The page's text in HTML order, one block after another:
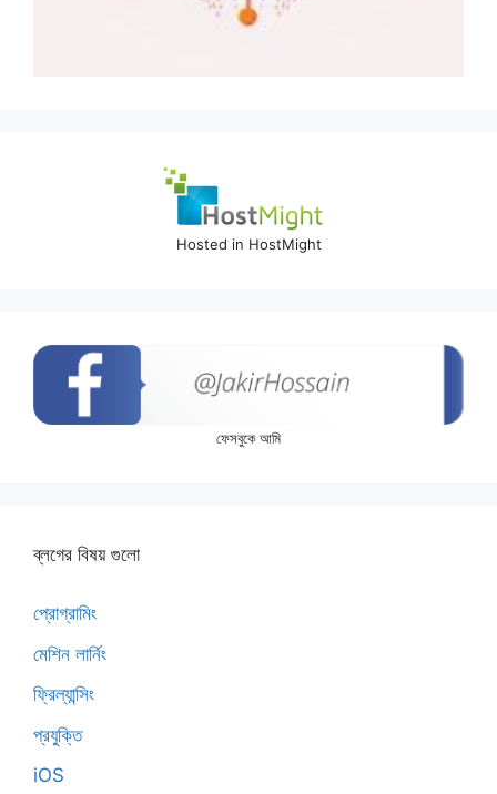
Hosted in HostMight
ফেসবুকে আমি
ব্লগের বিষয় গুলো
প্রোগ্রামিং
মেশিন লার্নিং
ফ্রিল্যান্সিং
প্রযুক্তি
iOS